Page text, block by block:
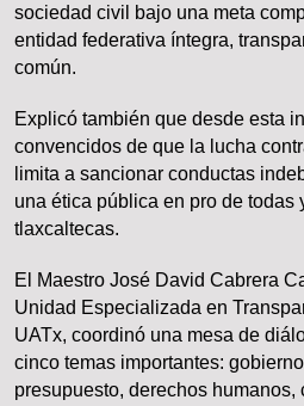
sociedad civil bajo una meta
entidad federativa íntegra,
común.
Explicó también que desde esta
convencidos de que la lucha
limita a sancionar conductas
una ética pública en pro de todas
tlaxcaltecas.
El Maestro José David Cabrera
Unidad Especializada en
UATx, coordinó una mesa de
cinco temas importantes:
presupuesto, derechos